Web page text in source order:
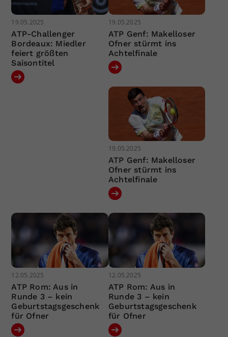
19.05.2025
ATP-Challenger
Bordeaux: Miedler
feiert größten
Saisontitel
19.05.2025
ATP Genf: Makelloser
Ofner stürmt ins
Achtelfinale
19.05.2025
ATP Genf: Makelloser
Ofner stürmt ins
Achtelfinale
12.05.2025
ATP Rom: Aus in
Runde 3 – kein
Geburtstagsgeschenk
für Ofner
12.05.2025
ATP Rom: Aus in
Runde 3 – kein
Geburtstagsgeschenk
für Ofner